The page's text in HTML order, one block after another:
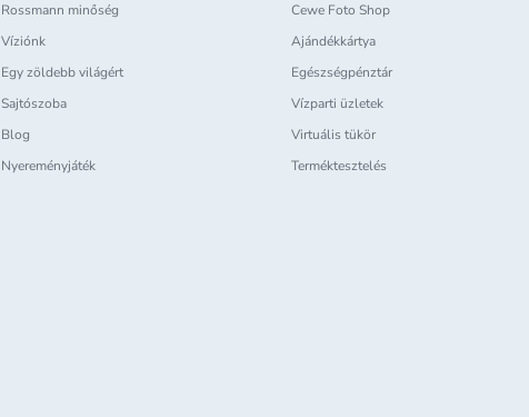
Rossmann minőség
Víziónk
Egy zöldebb világért
Sajtószoba
Blog
Nyereményjáték
Cewe Foto Shop
Ajándékkártya
Egészségpénztár
Vízparti üzletek
Virtuális tükör
Terméktesztelés